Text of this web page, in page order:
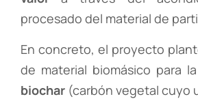
procesado del material de
En concreto, el proyecto
de material biomásico para
biochar (carbón vegetal cuyo